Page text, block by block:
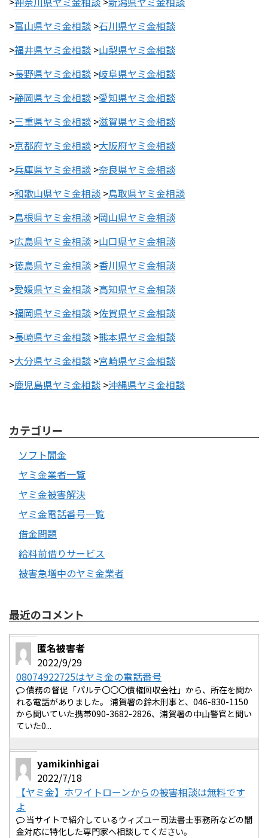
>富山県ヤミ金相談 >石川県ヤミ金相談
>福井県ヤミ金相談 >山梨県ヤミ金相談
>長野県ヤミ金相談 >岐阜県ヤミ金相談
>静岡県ヤミ金相談 >愛知県ヤミ金相談
>三重県ヤミ金相談 >滋賀県ヤミ金相談
>京都府ヤミ金相談 >大阪府ヤミ金相談
>兵庫県ヤミ金相談 >奈良県ヤミ金相談
>和歌山県ヤミ金相談 >鳥取県ヤミ金相談
>島根県ヤミ金相談 >岡山県ヤミ金相談
>広島県ヤミ金相談 >山口県ヤミ金相談
>徳島県ヤミ金相談 >香川県ヤミ金相談
>愛媛県ヤミ金相談 >高知県ヤミ金相談
>福岡県ヤミ金相談 >佐賀県ヤミ金相談
>長崎県ヤミ金相談 >熊本県ヤミ金相談
>大分県ヤミ金相談 >宮崎県ヤミ金相談
>鹿児島県ヤミ金相談 >沖縄県ヤミ金相談
カテゴリー
ソフト闇金
ヤミ金業者一覧
ヤミ金被害解決
ヤミ金電話番号一覧
借金問題
給料前借りサービス
被害急増中のヤミ金業者
最近のコメント
匿名被害者
2022/9/29
08074922725はヤミ金の電話番号
債務の督促「パルテ〇〇〇債権回収会社」から、所在を聞か
れる電話がありました。 浦賀署の鈴木刑事と、046-830-1150
から聞いていた携帯090-3682-2826、浦賀署の中山警官と聞い
ていた0...
yamikinhigai
2022/7/18
【ヤミ金】ホワイトローンからの被害相談は無料です
よ
当サイトで紹介しているウィズユー司法書士事務所などの闇
金対応に特化した専門家へ相談してください。